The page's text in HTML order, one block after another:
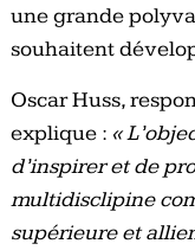
une grande
souhaitent
Oscar Huss,
explique : «
d’inspirer et de
multidisclipine
supérieure et